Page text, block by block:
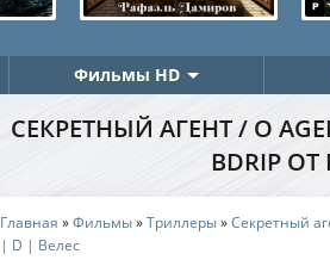
Фильмы HD
СЕКРЕТНЫЙ АГЕНТ / O
BDRIP ОТ
Главная »Фильмы»Триллеры»Секретный
| D | Велес